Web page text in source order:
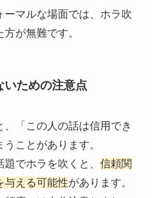
ーマルな場面では、ホラ吹
が無難です。
いための注意点
「この人の話は信用でき
ことがあります。
でホラを吹くと、 信頼関
与える可能性があります。